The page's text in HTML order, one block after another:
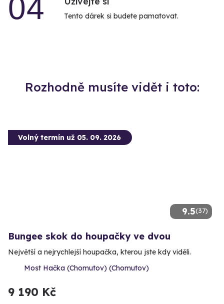
04 Tento dárek si budete pamatovat.
Rozhodně musíte vidět i toto:
9.5(37)
Volný termín už 05. 09. 2026
Bungee skok do houpačky ve dvou
Největší a nejrychlejší houpačka, kterou jste kdy viděli.
Most Hačka (Chomutov) (Chomutov)
9 190 Kč